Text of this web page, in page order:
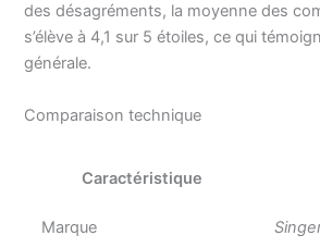
extensibles
voilages
des désagréments, la moyenne des
s’élève à 4,1 sur 5 étoiles, ce qui
générale.
Comparaison technique
Caractéristique
Marque